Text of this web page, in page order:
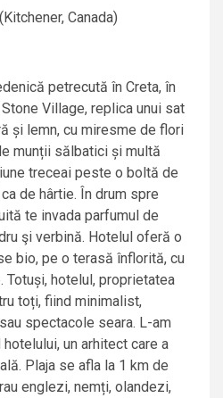
Canada)
petrecută în Creta, în
Village, replica unui sat
și lemn, cu miresme de flori
munții sălbatici și multă
treceai peste o boltă de
de hârtie. În drum spre
te invada parfumul de
şi verbină. Hotelul oferă o
bio, pe o terasă înflorită, cu
hotelul, proprietatea
toți, fiind minimalist,
spectacole seara. L-am
un arhitect care a
Plaja se afla la 1 km de
englezi, nemți, olandezi,